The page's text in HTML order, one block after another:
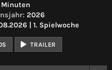
Minuten
2026
| 1. Spielwoche
TRAILER